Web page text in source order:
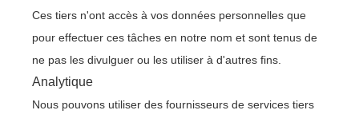
Ces tiers n'ont accès à vos données personnelles que
pour effectuer ces tâches en notre nom et sont tenus de
ne pas les divulguer ou les utiliser à d'autres fins.
Analytique
Nous pouvons utiliser des fournisseurs de services tiers